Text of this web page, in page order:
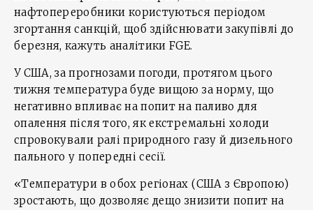
нафтопереробники користуються періодом
згортання санкцій, щоб здійснювати закупівлі до
березня, кажуть аналітики FGE.
У США, за прогнозами погоди, протягом цього
тижня температура буде вищою за норму, що
негативно впливає на попит на паливо для
опалення після того, як екстремальні холоди
спровокували ралі природного газу й дизельного
пального у попередні сесії.
«Температури в обох регіонах (США з Європою)
зростають, що дозволяє дещо знизити попит на